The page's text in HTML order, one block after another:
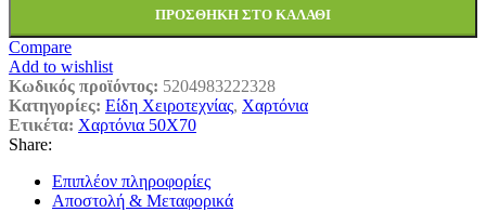
ΠΡΟΣΘΉΚΗ ΣΤΟ ΚΑΛΆΘΙ
Compare
Add to wishlist
Κωδικός προϊόντος: 5204983222328
Κατηγορίες: Είδη Χειροτεχνίας, Χαρτόνια
Ετικέτα: Χαρτόνια 50Χ70
Share:
Επιπλέον πληροφορίες
Αποστολή & Μεταφορικά